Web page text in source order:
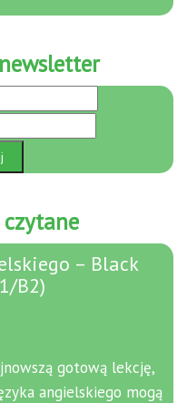
– Black
B2)
gotową lekcję,
angielskiego mogą